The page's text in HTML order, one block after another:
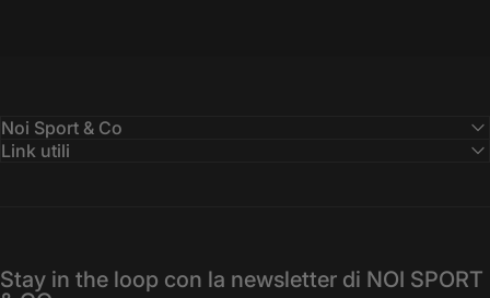
Noi Sport & Co
Link utili
Stay in the loop con la newsletter di NOI SPORT